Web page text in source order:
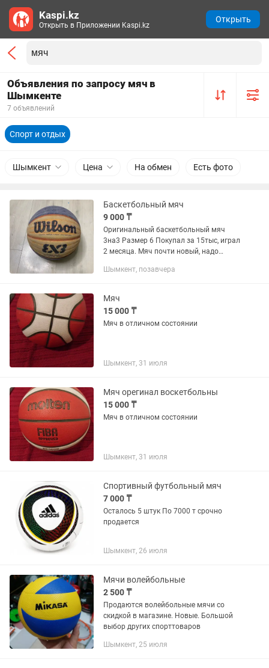
Объявления по запросу мяч в
Шымкенте
7 объявлений
Спорт и отдых
Шымкент Цена На обмен Есть фото
Баскетбольный мяч
9 000 ₸
Оригинальный баскетбольный мяч
3на3 Размер 6 Покупал за 15тыс, играл
2 месяца. Мяч почти новый, надо
Шымкент, позавчера
Мяч
15 000 ₸
Мяч в отличном состоянии
Шымкент, 31 июля
Мяч орегинал воскетбольны
15 000 ₸
Мяч в отличном состоянии
Шымкент, 31 июля
Спортивный футбольный мяч
7 000 ₸
Осталось 5 штук По 7000 т срочно
продается
Шымкент, 26 июля
Мячи волейбольные
2 500 ₸
Продаются волейбольные мячи со
скидкой в магазине. Новые. Большой
выбор других спорттоваров
Шымкент, 25 июля
Kaspi.kz
Открыть в Приложении Kaspi.kz
Открыть